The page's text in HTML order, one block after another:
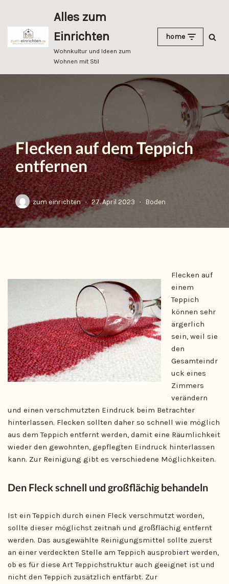
Zum
Inhalt
Alles zum
Einrichten
Wohnkultur und Ideen zum
Wohnen mit Stil
home
Flecken auf dem Teppich
entfernen
zum einrichten 27. April 2023 Boden
Flecken auf
einem
Teppich
können sehr
ärgerlich
sein, weil sie
den
Gesamteindr
uck eines
Zimmers
verändern
und einen verschmutzten Eindruck beim Betrachter
hinterlassen. Flecken sollten daher so schnell wie möglich
aus dem Teppich entfernt werden, damit eine Räumlichkeit
wieder den gewohnten, gepflegten Eindruck hinterlassen
kann. Zur Reinigung gibt es verschiedene Möglichkeiten.
Den Fleck schnell und großflächig behandeln
Ist ein Teppich durch einen Fleck verschmutzt worden,
sollte dieser möglichst zeitnah und großflächig entfernt
werden. Das ausgewählte Reinigungsmittel sollte zuerst
an einer verdeckten Stelle am Teppich ausprobiert werden,
ob es für diese Art Teppichstruktur auch geeignet ist und
nicht den Teppich zusätzlich entfärbt. Zur